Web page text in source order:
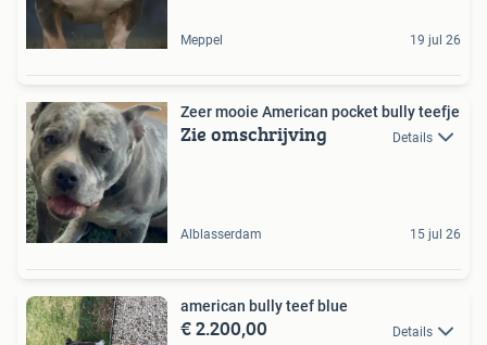
Meppel 19 jul 26
Zeer mooie American pocket bully teefje
Zie omschrijving Details
Alblasserdam 15 jul 26
american bully teef blue
€ 2.200,00 Details